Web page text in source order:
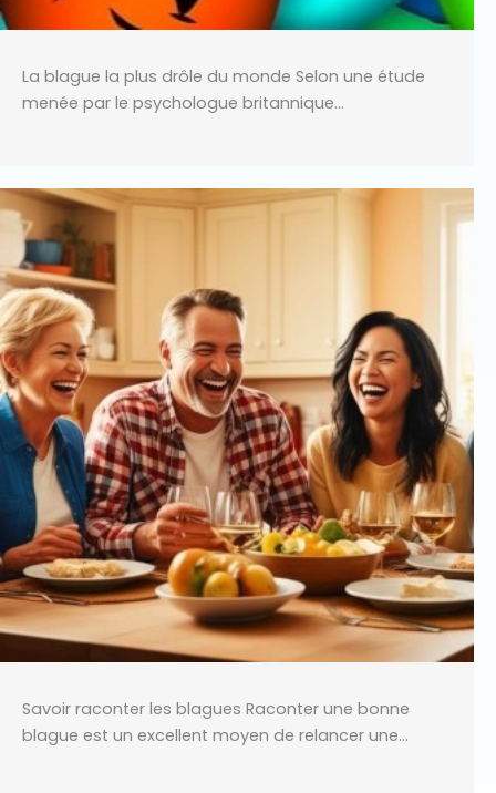
La blague la plus drôle du monde Selon une étude
menée par le psychologue britannique…
Savoir raconter les blagues Raconter une bonne
blague est un excellent moyen de relancer une…